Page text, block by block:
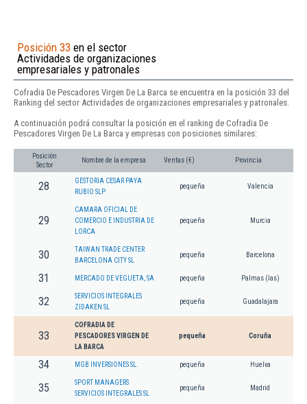
Posición 33 en el sector
Actividades de organizaciones
empresariales y patronales
Cofradia De Pescadores Virgen De La Barca se encuentra en la posición 33 del
Ranking del sector Actividades de organizaciones empresariales y patronales.
A continuación podrá consultar la posición en el ranking de Cofradia De
Pescadores Virgen De La Barca y empresas con posiciones similares:
Posición
Sector
Nombre de la empresa Ventas (€) Provincia
28
GESTORIA CESAR PAYA
RUBIO SLP
pequeña Valencia
29
CAMARA OFICIAL DE
COMERCIO E INDUSTRIA DE
LORCA
pequeña Murcia
30
TAIWAN TRADE CENTER
BARCELONA CITY SL
pequeña Barcelona
31 MERCADO DE VEGUETA, SA pequeña Palmas (las)
32
SERVICIOS INTEGRALES
ZIDAKEN SL
pequeña Guadalajara
33
COFRADIA DE
PESCADORES VIRGEN DE
LA BARCA
pequeña Coruña
34 MGB INVERSIONES SL. pequeña Huelva
35
SPORT MANAGERS
SERVICIOS INTEGRALES SL
pequeña Madrid